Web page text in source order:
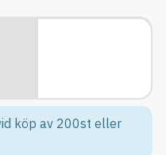
köp av 200st eller